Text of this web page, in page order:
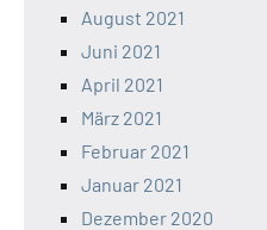
August 2021
Juni 2021
April 2021
März 2021
Februar 2021
Januar 2021
Dezember 2020